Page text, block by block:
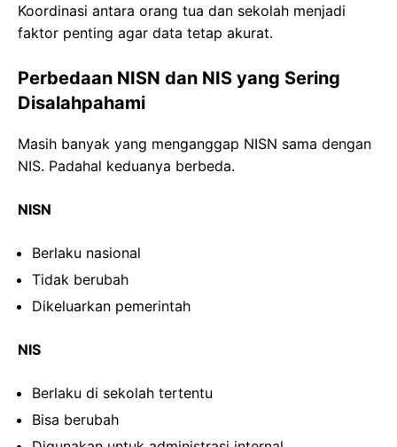
Koordinasi antara orang tua dan sekolah menjadi
faktor penting agar data tetap akurat.
Perbedaan NISN dan NIS yang Sering
Disalahpahami
Masih banyak yang menganggap NISN sama dengan
NIS. Padahal keduanya berbeda.
NISN
Berlaku nasional
Tidak berubah
Dikeluarkan pemerintah
NIS
Berlaku di sekolah tertentu
Bisa berubah